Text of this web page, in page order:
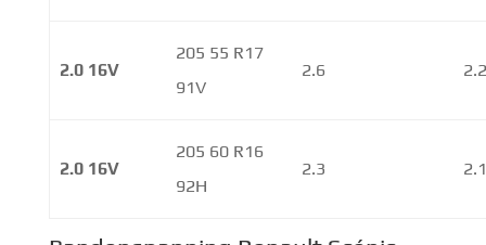
2.0 16V
205 55 R17
91V
2.6
2.0 16V
205 60 R16
92H
2.3